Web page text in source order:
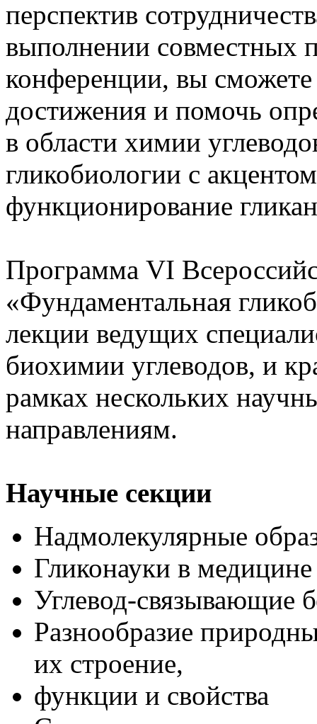
перспектив
выполнении совместных
конференции, вы
достижения и помочь
в области химии
гликобиологии с
функционирование
Программа VI
«Фундаментальная
лекции ведущих
биохимии углеводов, и
рамках нескольких
направлениям.
Научные секции
Надмолекулярные
Гликонауки в
Углевод-связывающие
Разнообразие
их строение,
функции и свойства